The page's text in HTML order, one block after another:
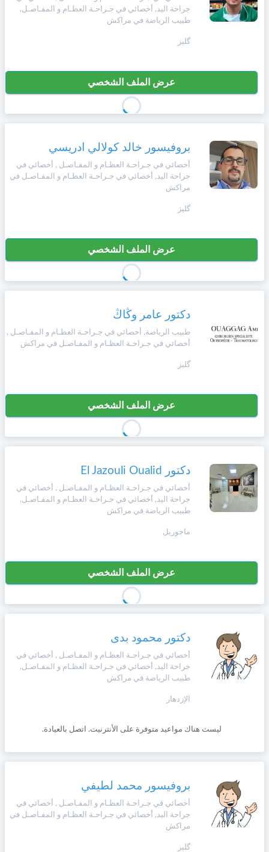
جراحة اليد, أخصائي في جـراحـة العظـام و المفـاصـل,
طبيب الرياضة في مراكش
گليز
عرض الملف الشخصي
بروفيسور خالد كولالي ادريسي
أخصائي في جـراحـة العظـام و المفـاصـل , أخصائي في
جراحة اليد, أخصائي في جـراحـة العظـام و المفـاصـل في
مراكش
گليز
عرض الملف الشخصي
دكتور عامر وڭاڭ
طبيب الرياضة, أخصائي في جـراحـة العظـام و المفـاصـل ,
أخصائي في جـراحـة العظـام و المفـاصـل في مراكش
گليز
عرض الملف الشخصي
دكتور El Jazouli Oualid
أخصائي في جـراحـة العظـام و المفـاصـل , أخصائي في
جراحة اليد, أخصائي في جـراحـة العظـام و المفـاصـل,
طبيب الرياضة في مراكش
ماجوريل
عرض الملف الشخصي
دكتور محمود بدى
أخصائي في جـراحـة العظـام و المفـاصـل , أخصائي في
جراحة اليد, أخصائي في جـراحـة العظـام و المفـاصـل,
طبيب الرياضة في مراكش
الإزدهار
ليست هناك مواعيد متوفرة على الأنترنيت. اتصل بالعيادة.
بروفيسور محمد لطيفي
أخصائي في جـراحـة العظـام و المفـاصـل , أخصائي في
جراحة اليد, أخصائي في جـراحـة العظـام و المفـاصـل في
مراكش
گليز
الاستخدام
الفقرة
بحماية
الشخصية.